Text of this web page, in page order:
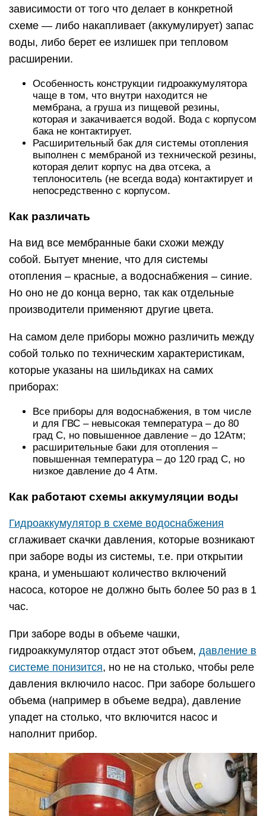
зависимости от того что делает в конкретной
схеме — либо накапливает (аккумулирует) запас
воды, либо берет ее излишек при тепловом
расширении.
Особенность конструкции гидроаккумулятора
чаще в том, что внутри находится не
мембрана, а груша из пищевой резины,
которая и закачивается водой. Вода с корпусом
бака не контактирует.
Расширительный бак для системы отопления
выполнен с мембраной из технической резины,
которая делит корпус на два отсека, а
теплоноситель (не всегда вода) контактирует и
непосредственно с корпусом.
Как различать
На вид все мембранные баки схожи между
собой. Бытует мнение, что для системы
отопления – красные, а водоснабжения – синие.
Но оно не до конца верно, так как отдельные
производители применяют другие цвета.
На самом деле приборы можно различить между
собой только по техническим характеристикам,
которые указаны на шильдиках на самих
приборах:
Все приборы для водоснабжения, в том числе
и для ГВС – невысокая температура – до 80
град С, но повышенное давление – до 12Атм;
расширительные баки для отопления –
повышенная температура – до 120 град С, но
низкое давление до 4 Атм.
Как работают схемы аккумуляции воды
Гидроаккумулятор в схеме водоснабжения
сглаживает скачки давления, которые возникают
при заборе воды из системы, т.е. при открытии
крана, и уменьшают количество включений
насоса, которое не должно быть более 50 раз в 1
час.
При заборе воды в объеме чашки,
гидроаккумулятор отдаст этот объем, давление в
системе понизится, но не на столько, чтобы реле
давления включило насос. При заборе большего
объема (например в объеме ведра), давление
упадет на столько, что включится насос и
наполнит прибор.